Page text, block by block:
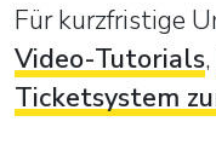
Für kurzfristige
Video-Tutorials,
Ticketsystem